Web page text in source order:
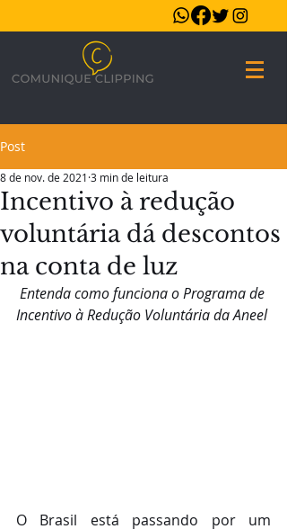
Post
Incentivo à redução
voluntária dá descontos
na conta de luz
8 de nov. de 2021 3 min de leitura
Entenda como funciona o Programa de
Incentivo à Redução Voluntária da Aneel
O Brasil está passando por um